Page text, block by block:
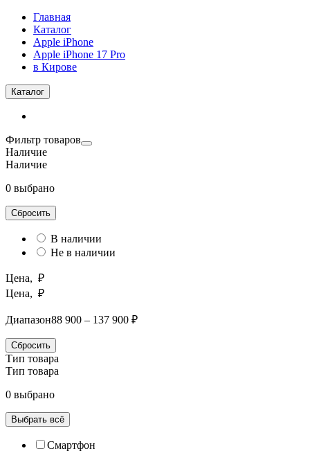
Главная
Каталог
Apple iPhone
Apple iPhone 17 Pro
в Кирове
Каталог
Фильтр товаров
Наличие
Наличие
0 выбрано
Сбросить
В наличии
Не в наличии
Цена, ₽
Цена, ₽
Диапазон88 900 – 137 900 ₽
Сбросить
Тип товара
Тип товара
0 выбрано
Выбрать всё
Смартфон